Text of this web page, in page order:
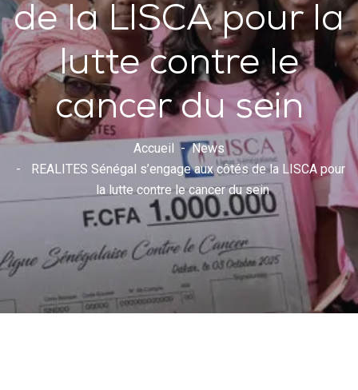
de la LISCA pour la
lutte contre le
cancer du sein
Accueil
News
REALITES Sénégal s’engage aux côtés de la LISCA pour
la lutte contre le cancer du sein